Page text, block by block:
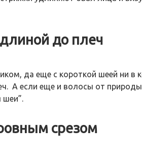
до плеч
да еще с короткой шеей ни в
А если еще и волосы от
шеи”.
срезом